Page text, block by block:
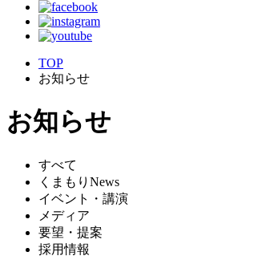
TOP
お知らせ
お知らせ
すべて
くまもりNews
イベント・講演
メディア
要望・提案
採用情報